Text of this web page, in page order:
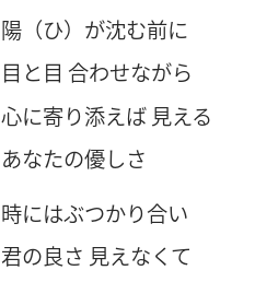
陽（ひ）が沈む前に
目と目 合わせながら
心に寄り添えば 見える
あなたの優しさ
時にはぶつかり合い
君の良さ 見えなくて